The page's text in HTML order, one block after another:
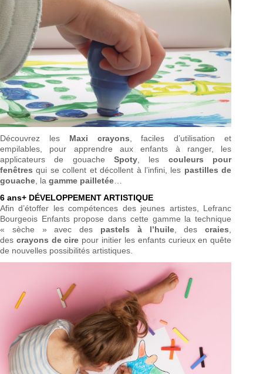
Découvrez les Maxi crayons, faciles d’utilisation et
empilables, pour apprendre aux enfants à ranger, les
applicateurs de gouacheSpoty, les couleurs pour
fenêtres qui se collent et décollent à l’infini, les pastilles de
gouache, la gamme pailletée…
6 ans+ DÉVELOPPEMENT ARTISTIQUE
Afin d’étoffer les compétences des jeunes artistes, Lefranc
Bourgeois Enfants propose dans cette gamme la technique
« sèche » avec des pastels à l’huile, descraies
des crayons de cire pour initier les enfants curieux en quête
de nouvelles possibilités artistiques.